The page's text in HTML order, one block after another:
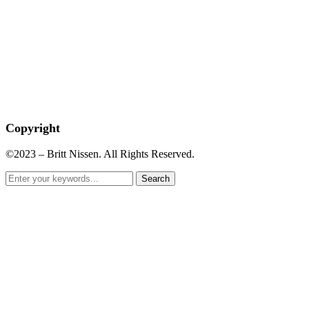
Copyright
©2023 – Britt Nissen. All Rights Reserved.